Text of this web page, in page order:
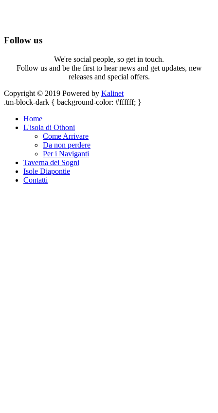
Follow us
We're social people, so get in touch.
Follow us and be the first to hear news and get updates, new
releases and special offers.
Copyright © 2019 Powered by Kalinet
.tm-block-dark { background-color: #ffffff; }
Home
L'isola di Othoni
Come Arrivare
Da non perdere
Per i Naviganti
Taverna dei Sogni
Isole Diapontie
Contatti